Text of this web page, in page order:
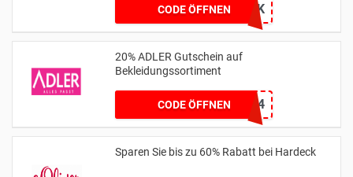
CODE ÖFFNEN BMVK
20% ADLER Gutschein auf
Bekleidungssortiment
CODE ÖFFNENA2124
Sparen Sie bis zu 60% Rabatt bei Hardeck